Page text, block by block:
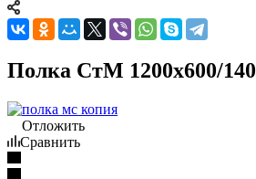
Полка СтМ 1200x600/140
Отложить
Сравнить